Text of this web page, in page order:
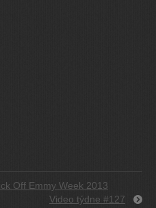
Off Emmy Week 2013
Video týdne #127